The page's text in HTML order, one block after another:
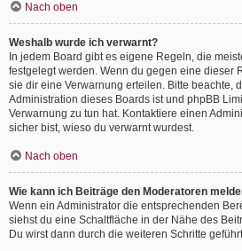
Nach oben
Weshalb wurde ich verwarnt?
In jedem Board gibt es eigene Regeln, die
festgelegt werden. Wenn du gegen eine dieser
sie dir eine Verwarnung erteilen. Bitte beachte,
Administration dieses Boards ist und phpBB
Verwarnung zu tun hat. Kontaktiere einen
sicher bist, wieso du verwarnt wurdest.
Nach oben
Wie kann ich Beiträge den Moderatoren
Wenn ein Administrator die entsprechenden
siehst du eine Schaltfläche in der Nähe des
Du wirst dann durch die weiteren Schritte